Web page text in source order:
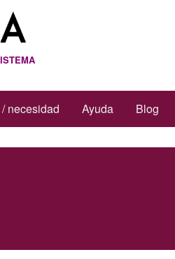
necesidad Ayuda Blog